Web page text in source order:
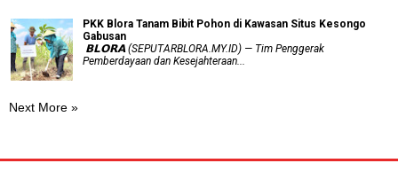
PKK Blora Tanam Bibit Pohon di Kawasan Situs Kesongo
Gabusan
‎ 𝗕𝗟𝗢𝗥𝗔 (SEPUTARBLORA.MY.ID) — Tim Penggerak
Pemberdayaan dan Kesejahteraan...
Next More »